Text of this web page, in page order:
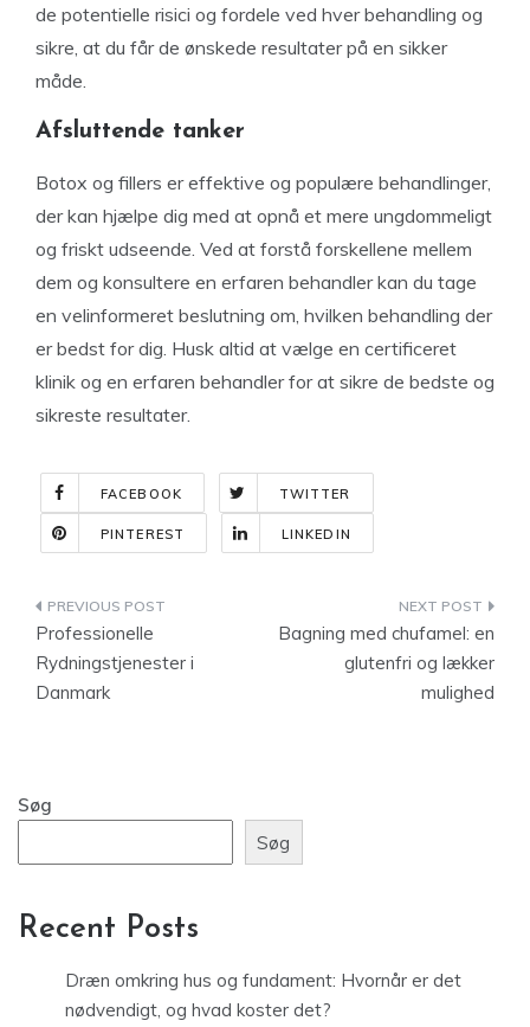
de potentielle risici og fordele ved hver behandling og
sikre, at du får de ønskede resultater på en sikker
måde.
Afsluttende tanker
Botox og fillers er effektive og populære behandlinger,
der kan hjælpe dig med at opnå et mere ungdommeligt
og friskt udseende. Ved at forstå forskellene mellem
dem og konsultere en erfaren behandler kan du tage
en velinformeret beslutning om, hvilken behandling der
er bedst for dig. Husk altid at vælge en certificeret
klinik og en erfaren behandler for at sikre de bedste og
sikreste resultater.
FACEBOOK TWITTER
PINTEREST LINKEDIN
Indlægsnavigation
Professionelle
Rydningstjenester i
Danmark
Bagning med chufamel: en
glutenfri og lækker
mulighed
Søg
Søg
Recent Posts
Dræn omkring hus og fundament: Hvornår er det
nødvendigt, og hvad koster det?